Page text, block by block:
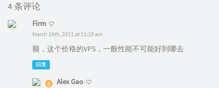
4 条评论
Firm
March 16th, 2011 at 11:19 am
额，这个价格的VPS，一般性能不可能好到哪去
回复
Alex Gao